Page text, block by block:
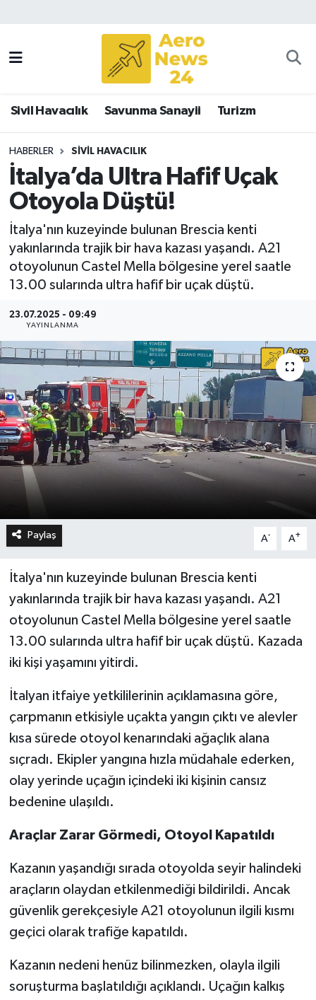
Sivil Havacılık Savunma Sanayii Turizm
HABERLER SIVIL HAVACILIK
İtalya’da Ultra Hafif Uçak
Otoyola Düştü!
İtalya'nın kuzeyinde bulunan Brescia kenti
yakınlarında trajik bir hava kazası yaşandı. A21
otoyolunun Castel Mella bölgesine yerel saatle
13.00 sularında ultra hafif bir uçak düştü.
23.07.2025 - 09:49
YAYINLANMA
Paylaş A- A+
İtalya'nın kuzeyinde bulunan Brescia kenti
yakınlarında trajik bir hava kazası yaşandı. A21
otoyolunun Castel Mella bölgesine yerel saatle
13.00 sularında ultra hafif bir uçak düştü. Kazada
iki kişi yaşamını yitirdi.
İtalyan itfaiye yetkililerinin açıklamasına göre,
çarpmanın etkisiyle uçakta yangın çıktı ve alevler
kısa sürede otoyol kenarındaki ağaçlık alana
sıçradı. Ekipler yangına hızla müdahale ederken,
olay yerinde uçağın içindeki iki kişinin cansız
bedenine ulaşıldı.
Araçlar Zarar Görmedi, Otoyol Kapatıldı
Kazanın yaşandığı sırada otoyolda seyir halindeki
araçların olaydan etkilenmediği bildirildi. Ancak
güvenlik gerekçesiyle A21 otoyolunun ilgili kısmı
geçici olarak trafiğe kapatıldı.
Kazanın nedeni henüz bilinmezken, olayla ilgili
soruşturma başlatıldığı açıklandı. Uçağın kalkış